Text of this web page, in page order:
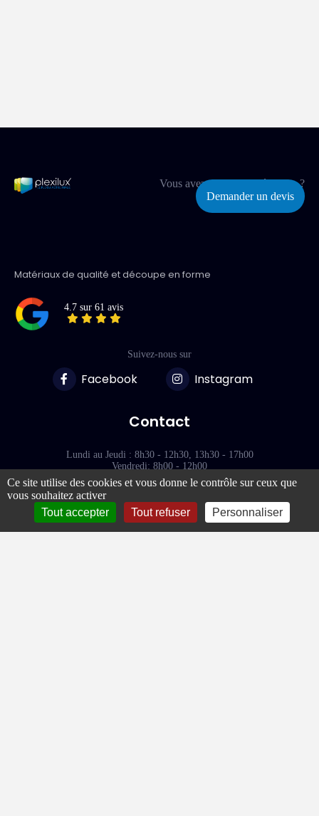
Vous avez un projet spécifique ?
Demander un devis
Matériaux de qualité et découpe en forme
4.7 sur 61 avis
Suivez-nous sur
Facebook Instagram
Contact
Lundi au Jeudi : 8h30 - 12h30, 13h30 - 17h00
Vendredi: 8h00 - 12h00
77000 - VAUX-LE-PÉNIL
Ce site utilise des cookies et vous donne le contrôle sur ceux que
vous souhaitez activer
Tout accepter
Tout refuser Personnaliser